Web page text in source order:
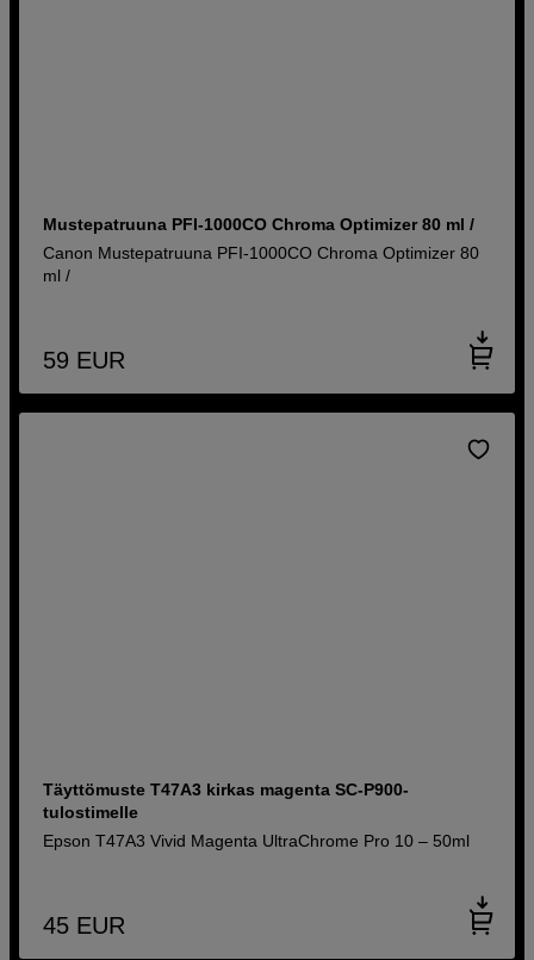
Mustepatruuna PFI-1000CO Chroma Optimizer 80 ml /
Canon Mustepatruuna PFI-1000CO Chroma Optimizer 80
ml /
59 EUR
Täyttömuste T47A3 kirkas magenta SC-P900-
tulostimelle
Epson T47A3 Vivid Magenta UltraChrome Pro 10 – 50ml
45 EUR